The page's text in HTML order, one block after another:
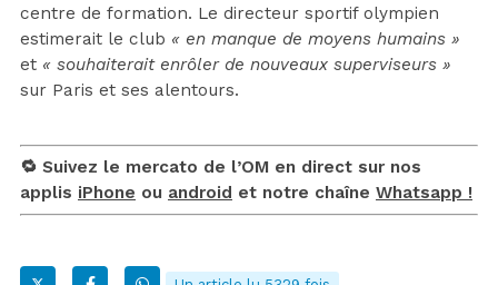
centre de formation. Le directeur sportif olympien
estimerait le club « en manque de moyens humains »
et « souhaiterait enrôler de nouveaux superviseurs »
sur Paris et ses alentours.
🔁 Suivez le mercato de l’OM en direct sur nos
applis iPhone ou android et notre chaîne Whatsapp !